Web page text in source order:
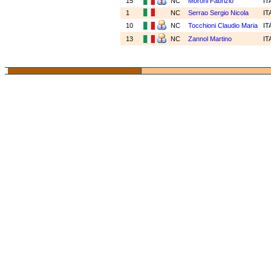
1
NC Serrao Sergio Nicola
10
NC Tocchioni Claudio Maria
13
NC Zannol Martino